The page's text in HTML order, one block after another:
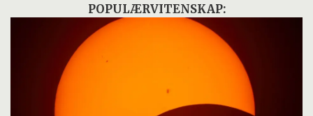
POPULÆRVITENSKAP: